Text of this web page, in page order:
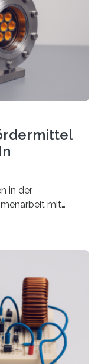
Anlagen
Energiewende.
kein Strom
Energien-
in der
mit
zu
mit einer
Euro.
großen
des
Im
Neue